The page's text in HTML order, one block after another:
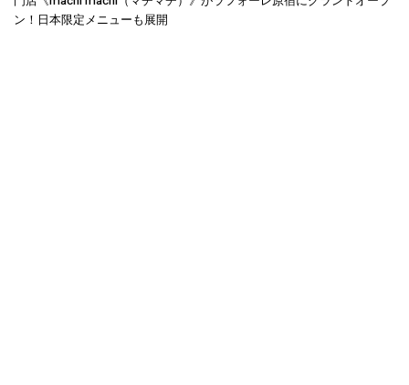
ン！日本限定メニューも展開